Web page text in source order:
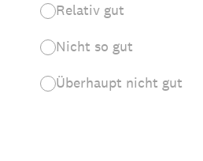
Relativ gut
Nicht so gut
Überhaupt nicht gut